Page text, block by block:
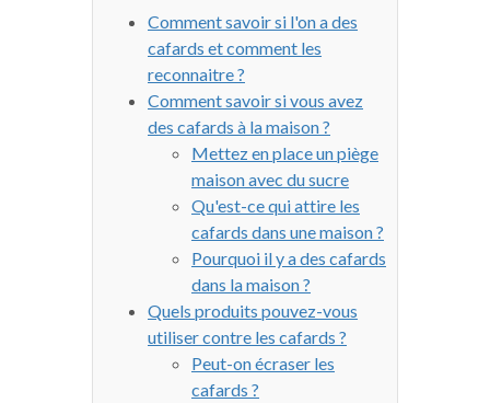
Comment savoir si l'on a des
cafards et comment les
reconnaitre ?
Comment savoir si vous avez
des cafards à la maison ?
Mettez en place un piège
maison avec du sucre
Qu'est-ce qui attire les
cafards dans une maison ?
Pourquoi il y a des cafards
dans la maison ?
Quels produits pouvez-vous
utiliser contre les cafards ?
Peut-on écraser les
cafards ?